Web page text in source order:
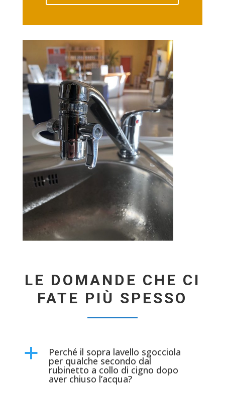
LE DOMANDE CHE CI
FATE PIÙ SPESSO
a Perché il sopra lavello sgocciola
per qualche secondo dal
rubinetto a collo di cigno dopo
aver chiuso l’acqua?